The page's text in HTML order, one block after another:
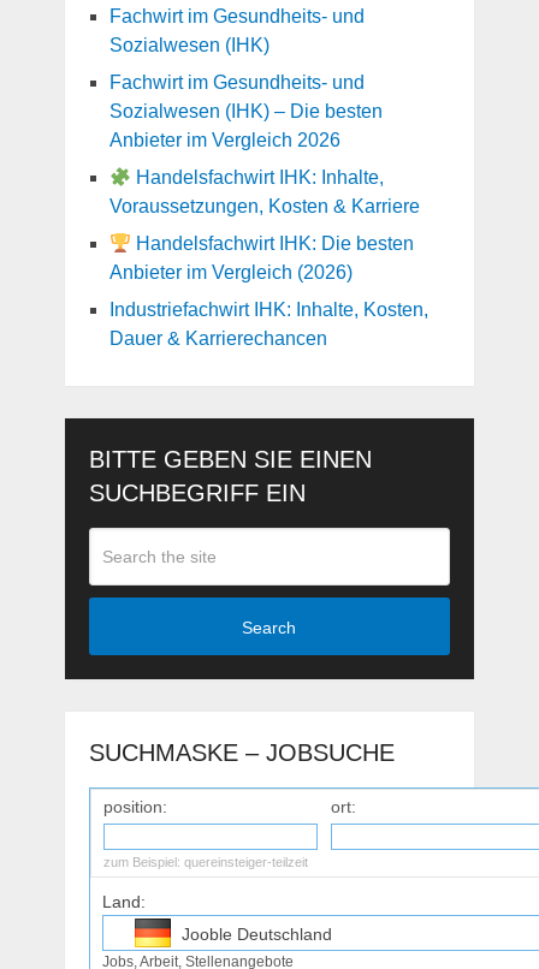
Fachwirt im Gesundheits- und
Sozialwesen (IHK)
Fachwirt im Gesundheits- und
Sozialwesen (IHK) – Die besten
Anbieter im Vergleich 2026
Handelsfachwirt IHK: Inhalte,
Voraussetzungen, Kosten & Karriere
Handelsfachwirt IHK: Die besten
Anbieter im Vergleich (2026)
Industriefachwirt IHK: Inhalte, Kosten,
Dauer & Karrierechancen
BITTE GEBEN SIE EINEN
SUCHBEGRIFF EIN
Search
SUCHMASKE – JOBSUCHE
position: ort:
zum Beispiel: quereinsteiger-teilzeit
Land:
Jooble Deutschland
Jobs, Arbeit, Stellenangebote